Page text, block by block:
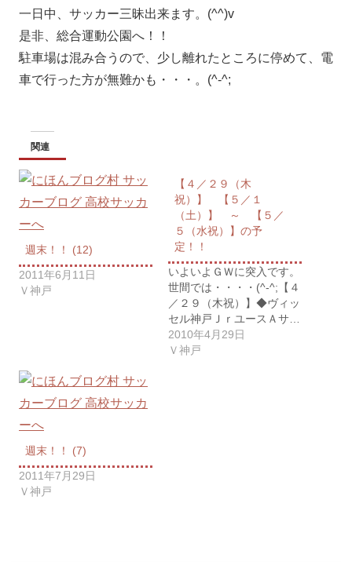
一日中、サッカー三昧出来ます。(^^)v
是非、総合運動公園へ！！
駐車場は混み合うので、少し離れたところに停めて、電
車で行った方が無難かも・・・。(^-^;
関連
週末！！ (12)
2011年6月11日
Ｖ神戸
【４／２９（木
祝）】 【５／１
（土）】 ～ 【５／
５（水祝）】の予
定！！
いよいよＧＷに突入です。
世間では・・・・(^-^;【４
／２９（木祝）】◆ヴィッ
セル神戸ＪｒユースＡサ…
2010年4月29日
Ｖ神戸
週末！！ (7)
2011年7月29日
Ｖ神戸